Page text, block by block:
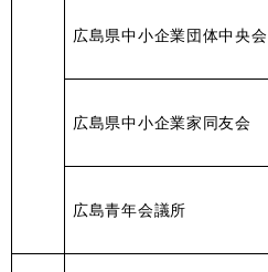
広島県中小企業団体中央会
広島県中小企業家同友会
広島青年会議所